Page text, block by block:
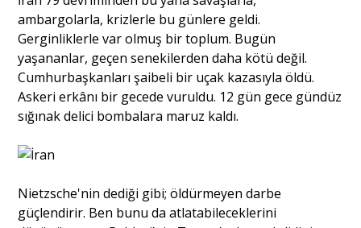
ambargolarla, krizlerle bu günlere geldi.
Gerginliklerle var olmuş bir toplum. Bugün
yaşananlar, geçen senekilerden daha kötü değil.
Cumhurbaşkanları şaibeli bir uçak kazasıyla öldü.
Askeri erkânı bir gecede vuruldu. 12 gün gece gündüz
sığınak delici bombalara maruz kaldı.
Nietzsche'nin dediği gibi; öldürmeyen darbe
güçlendirir. Ben bunu da atlatabileceklerini